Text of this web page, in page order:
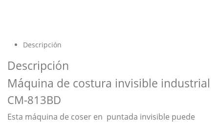
Descripción
Descripción
Máquina de costura invisible industrial
CM-813BD
Esta máquina de coser en puntada invisible puede